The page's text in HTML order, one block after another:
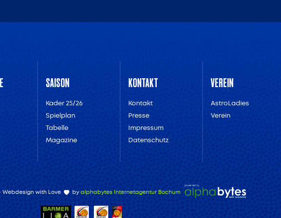
SAISON
Kader 25/26
Spielplan
Tabelle
Magazine
KONTAKT
Kontakt
Presse
Impressum
Datenschutz
VEREIN
AstroLadies
Verein
Webdesign with Love by alphabytes Internetagentur Bochum